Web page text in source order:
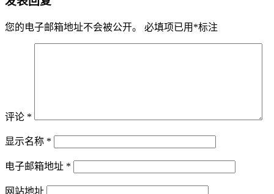
您的电子邮箱地址不会被公开。 必填项已用 *标注
评论 *
显示名称 *
电子邮箱地址 *
网站地址